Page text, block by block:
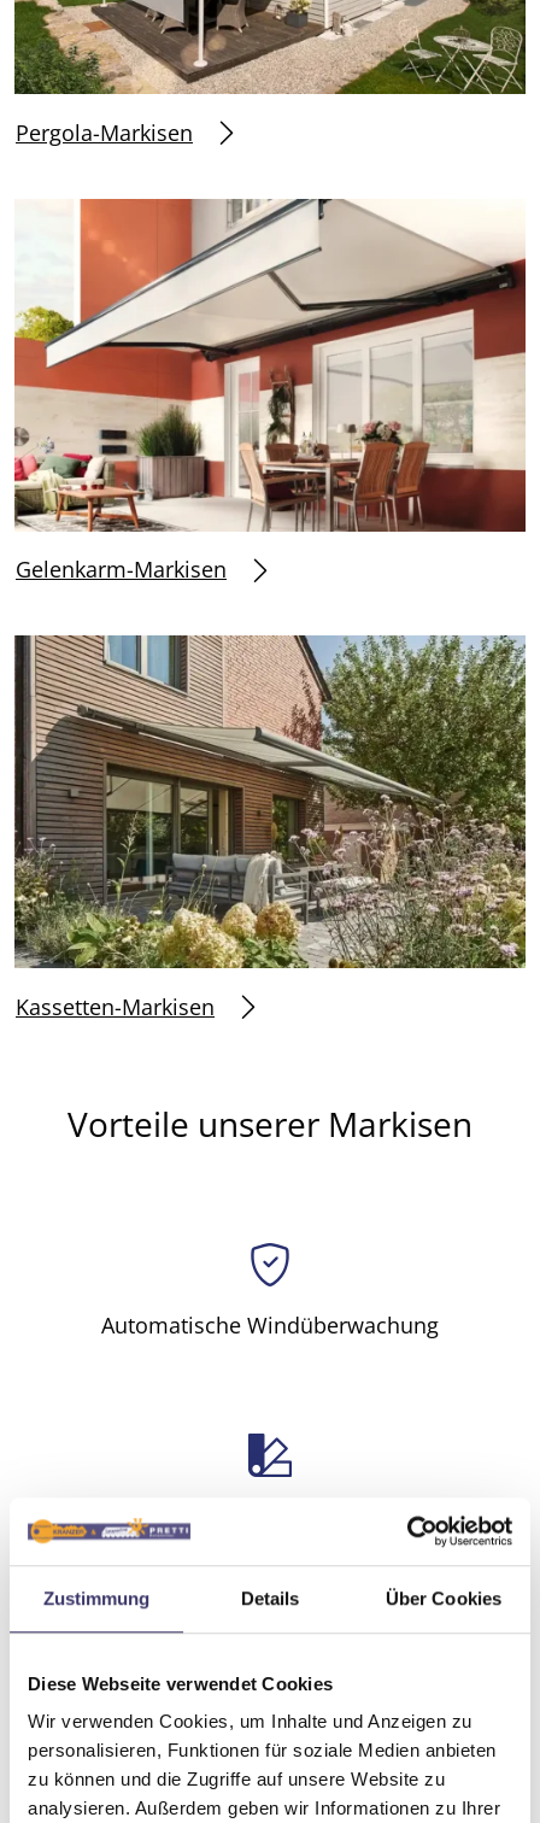
Zustimmung Details Über Cookies
Diese Webseite verwendet Cookies
Wir verwenden Cookies, um Inhalte und Anzeigen zu
personalisieren, Funktionen für soziale Medien anbieten
zu können und die Zugriffe auf unsere Website zu
analysieren. Außerdem geben wir Informationen zu Ihrer
Pergola-Markisen
Gelenkarm-Markisen
Kassetten-Markisen
Vorteile unserer Markisen
Automatische Windüberwachung
Große Farb- und Stoffauswahl
Neigungswinkel einstellbar